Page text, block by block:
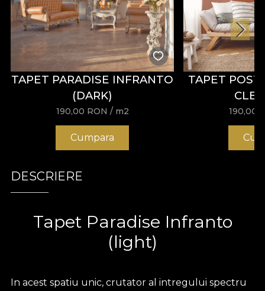
TAPET PARADISE INFRANTO
(DARK)
190,00 RON / m2
Cumpara
TAPET
190,00
DESCRIERE
Tapet Paradise Infranto
(light)
In acest spatiu unic, crutator al intregului spectru